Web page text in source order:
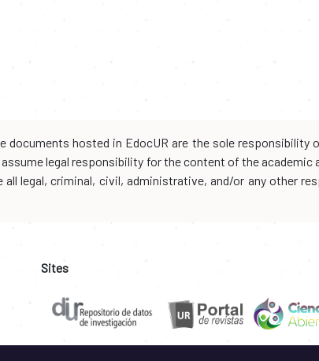
documents hosted in EdocUR are the sole
legal responsibility for the content of the
legal, criminal, civil, administrative, and/or any other
Sites